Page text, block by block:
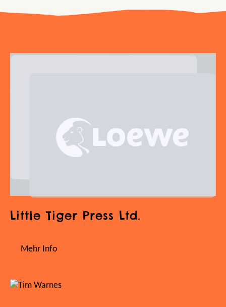
Little Tiger Press Ltd.
Mehr Info